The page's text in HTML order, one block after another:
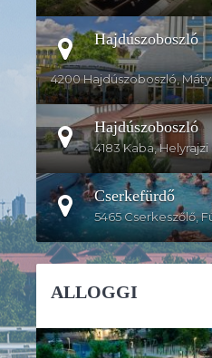
Hajdúszoboszló
4200 Hajdúszoboszló,
Hajdúszoboszló
4183 Kaba, Helyrajzi
Cserkefürdő
5465 Cserkeszőlő,
ALLOGGI